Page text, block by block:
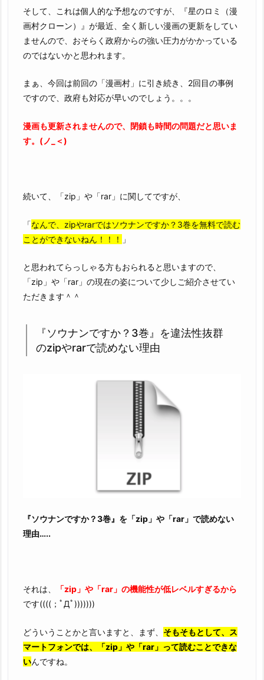
そして、これは個人的な予想なのですが、『星のロミ（漫
画村クローン）』が最近、全く新しい漫画の更新をしてい
ませんので、おそらく政府からの強い圧力がかかっている
のではないかと思われます。
まぁ、今回は前回の「漫画村」に引き続き、2回目の事例
ですので、政府も対応が早いのでしょう。。。
漫画も更新されませんので、閉鎖も時間の問題だと思いま
す。(ノ_＜)
続いて、「zip」や「rar」に関してですが、
「なんで、zipやrarではソウナンですか？3巻を無料で読む
ことができないねん！！！
」
と思われてらっしゃる方もおられると思いますので、
「zip」や「rar」の現在の姿について少しご紹介させてい
ただきます＾＾
『ソウナンですか？3巻』を違法性抜群
のzipやrarで読めない理由
『ソウナンですか？3巻』を「zip」や「rar」で読めない
理由…..
それは、
「zip」や「rar」の機能性が低レベルすぎるから
です((((；ﾟДﾟ)))))))
どういうことかと言いますと、まず、 そもそもとして、ス
マートフォンでは、「zip」や「rar」って読むことできな
いんですね。